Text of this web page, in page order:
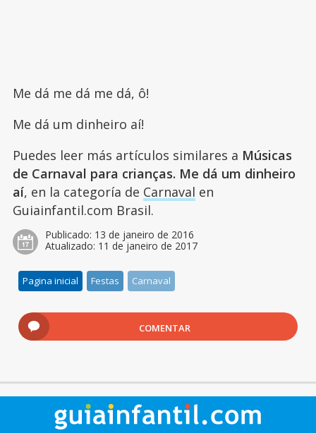
Me dá me dá me dá, ô!
Me dá um dinheiro aí!
Puedes leer más artículos similares a Músicas
de Carnaval para crianças. Me dá um dinheiro
aí, en la categoría de Carnaval en
Guiainfantil.com Brasil.
Publicado: 13 de janeiro de 2016
Atualizado: 11 de janeiro de 2017
Pagina inicial Festas Carnaval
COMENTAR